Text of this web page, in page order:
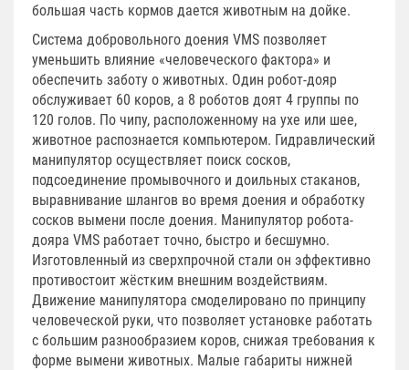
большая часть кормов дается животным на дойке.
Система добровольного доения VMS позволяет
уменьшить влияние «человеческого фактора» и
обеспечить заботу о животных. Один робот-дояр
обслуживает 60 коров, а 8 роботов доят 4 группы по
120 голов. По чипу, расположенному на ухе или шее,
животное распознается компьютером. Гидравлический
манипулятор осуществляет поиск сосков,
подсоединение промывочного и доильных стаканов,
выравнивание шлангов во время доения и обработку
сосков вымени после доения. Манипулятор робота-
дояра VMS работает точно, быстро и бесшумно.
Изготовленный из сверхпрочной стали он эффективно
противостоит жёстким внешним воздействиям.
Движение манипулятора смоделировано по принципу
человеческой руки, что позволяет установке работать
с большим разнообразием коров, снижая требования к
форме вымени животных. Малые габариты нижней